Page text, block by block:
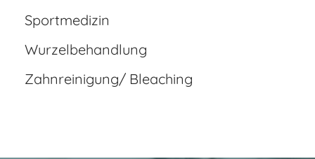
Sportmedizin
Wurzelbehandlung
Zahnreinigung/ Bleaching